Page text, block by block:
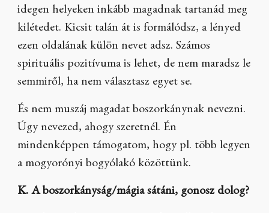
idegen helyeken inkább magadnak tartanád meg
kilétedet. Kicsit talán át is formálódsz, a lényed
ezen oldalának külön nevet adsz. Számos
spirituális pozitívuma is lehet, de nem maradsz le
semmiről, ha nem választasz egyet se.
És nem muszáj magadat boszorkánynak nevezni.
Úgy nevezed, ahogy szeretnél. Én
mindenképpen támogatom, hogy pl. több legyen
a mogyorónyi bogyólakó közöttünk.
K. A boszorkányság/mágia sátáni, gonosz dolog?